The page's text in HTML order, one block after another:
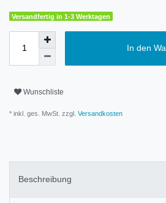
Versandfertig in 1-3 Werktagen
In den
Wunschliste
* inkl. ges. MwSt. zzgl. Versandkosten
Beschreibung